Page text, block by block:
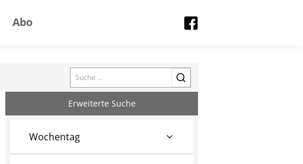
Abo
Search
Erweiterte Suche
Wochentag